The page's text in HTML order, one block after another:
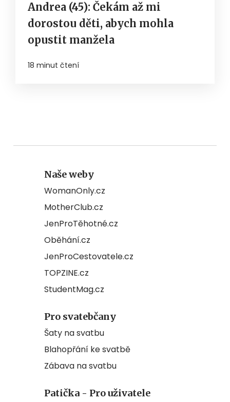
Andrea (45): Čekám až mi
dorostou děti, abych mohla
opustit manžela
18 minut čtení
Naše weby
WomanOnly.cz
MotherClub.cz
JenProTěhotné.cz
Oběhání.cz
JenProCestovatele.cz
TOPZINE.cz
StudentMag.cz
Pro svatebčany
Šaty na svatbu
Blahopřání ke svatbě
Zábava na svatbu
Patička - Pro uživatele